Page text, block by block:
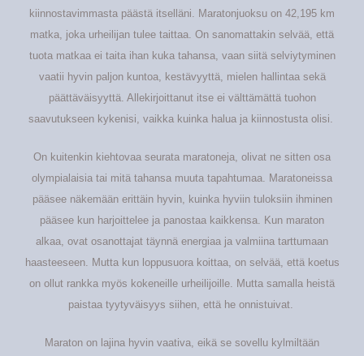
kiinnostavimmasta päästä itselläni. Maratonjuoksu on 42,195 km
matka, joka urheilijan tulee taittaa. On sanomattakin selvää, että
tuota matkaa ei taita ihan kuka tahansa, vaan siitä selviytyminen
vaatii hyvin paljon kuntoa, kestävyyttä, mielen hallintaa sekä
päättäväisyyttä. Allekirjoittanut itse ei välttämättä tuohon
saavutukseen kykenisi, vaikka kuinka halua ja kiinnostusta olisi.
On kuitenkin kiehtovaa seurata maratoneja, olivat ne sitten osa
olympialaisia tai mitä tahansa muuta tapahtumaa. Maratoneissa
pääsee näkemään erittäin hyvin, kuinka hyviin tuloksiin ihminen
pääsee kun harjoittelee ja panostaa kaikkensa. Kun maraton
alkaa, ovat osanottajat täynnä energiaa ja valmiina tarttumaan
haasteeseen. Mutta kun loppusuora koittaa, on selvää, että koetus
on ollut rankka myös kokeneille urheilijoille. Mutta samalla heistä
paistaa tyytyväisyys siihen, että he onnistuivat.
Maraton on lajina hyvin vaativa, eikä se sovellu kylmiltään